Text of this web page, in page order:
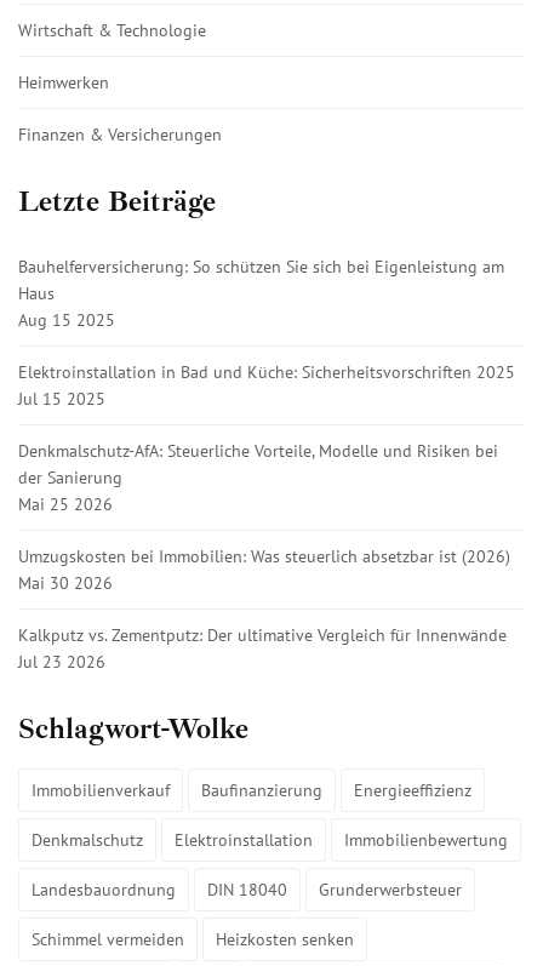
Wirtschaft & Technologie
Heimwerken
Finanzen & Versicherungen
Letzte Beiträge
Bauhelferversicherung: So schützen Sie sich bei Eigenleistung am
Haus
Aug 15 2025
Elektroinstallation in Bad und Küche: Sicherheitsvorschriften 2025
Jul 15 2025
Denkmalschutz-AfA: Steuerliche Vorteile, Modelle und Risiken bei
der Sanierung
Mai 25 2026
Umzugskosten bei Immobilien: Was steuerlich absetzbar ist (2026)
Mai 30 2026
Kalkputz vs. Zementputz: Der ultimative Vergleich für Innenwände
Jul 23 2026
Schlagwort-Wolke
Immobilienverkauf Baufinanzierung Energieeffizienz
Denkmalschutz Elektroinstallation Immobilienbewertung
Landesbauordnung DIN 18040 Grunderwerbsteuer
Schimmel vermeiden Heizkosten senken